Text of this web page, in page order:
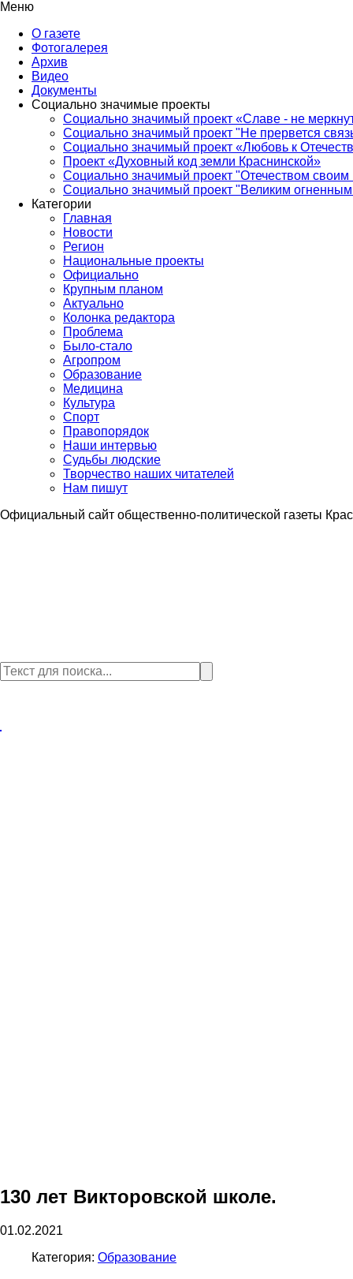
Меню
О газете
Фотогалерея
Архив
Видео
Документы
Социально значимые проекты
Социально значимый проект «Славе - не
Социально значимый проект "Не прервется
Социально значимый проект «Любовь к
Проект «Духовный код земли Краснинской»
Социально значимый проект "Отечеством своим
Социально значимый проект "Великим
Категории
Главная
Новости
Регион
Национальные проекты
Официально
Крупным планом
Актуально
Колонка редактора
Проблема
Было-стало
Агропром
Образование
Медицина
Культура
Спорт
Правопорядок
Наши интервью
Судьбы людские
Творчество наших читателей
Нам пишут
Официальный сайт общественно-политической газеты
130 лет Викторовской школе.
01.02.2021
Категория: Образование